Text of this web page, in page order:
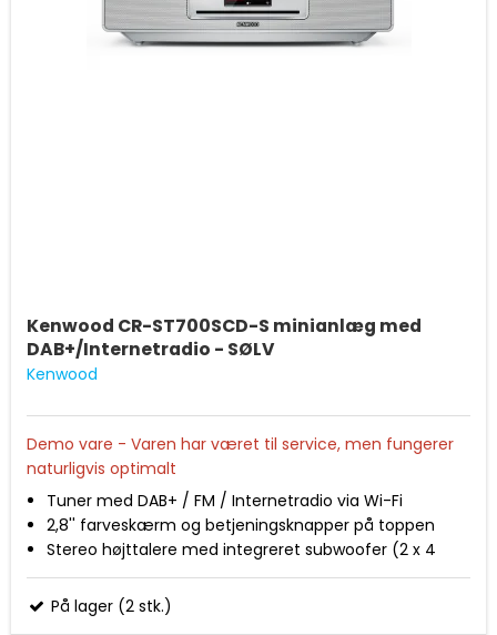
Kenwood CR-ST700SCD-S minianlæg med
DAB+/Internetradio - SØLV
Kenwood
Demo vare - Varen har været til service, men fungerer
naturligvis optimalt
Tuner med DAB+ / FM / Internetradio via Wi-Fi
2,8'' farveskærm og betjeningsknapper på toppen
Stereo højttalere med integreret subwoofer (2 x 4
Watt RMS + 35 Watt RMS)
CD-afspiller - afspil CD'er og MP3 filer
USB-indgang - afspil MP3 filer
På lager (2 stk.)